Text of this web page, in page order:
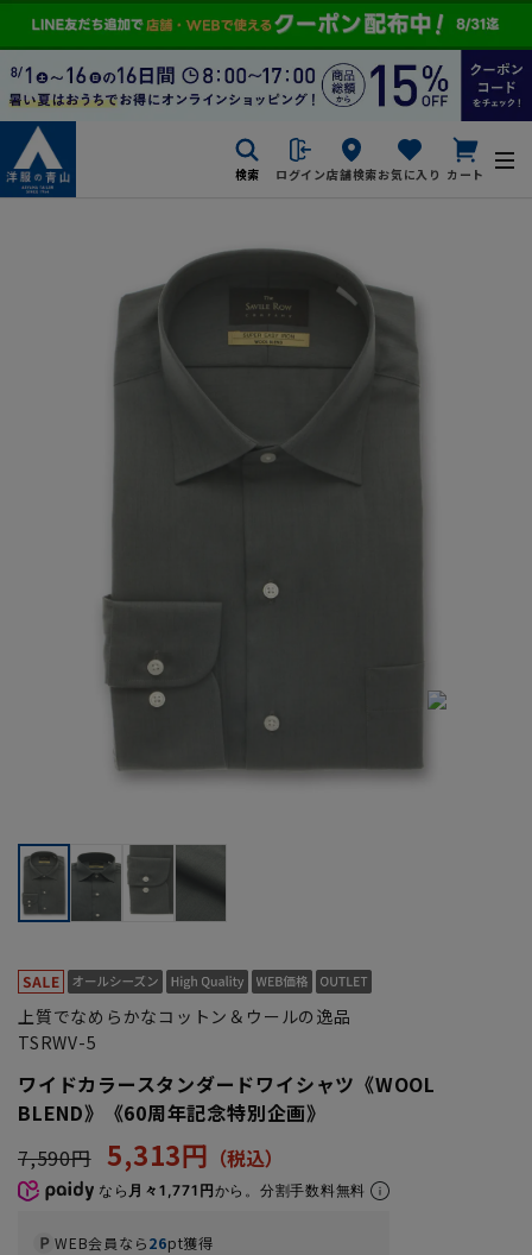
検索 ログイン店舗検索お気に入り カート
上質でなめらかなコットン＆ウールの逸品
TSRWV-5
ワイドカラースタンダードワイシャツ《WOOL
BLEND》《60周年記念特別企画》
7,590円 5,313円
なら 月々1,771円から。分割手数料無料
WEB会員なら26pt獲得